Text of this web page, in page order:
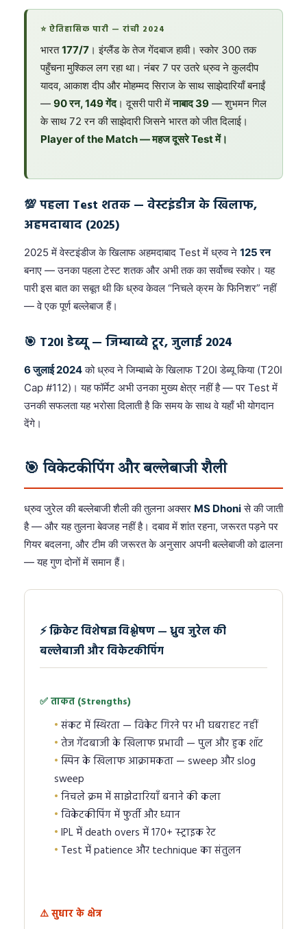
⭐ ऐतिहासिक पारी — रांची 2024
भारत177/7 । इंग्लैंड के तेज गेंदबाज हावी। स्कोर 300 तक
पहुँचना मुश्किल लग रहा था। नंबर 7 पर उतरे ध्रुव ने कुलदीप
यादव, आकाश दीप और मोहम्मद सिराज के साथ साझेदारियाँ बनाईं
— 90 रन, 149 गेंद। दूसरी पारी मेंनाबाद 39 — शुभमन गिल
के साथ 72 रन की साझेदारी जिसने भारत को जीत दिलाई।
Player of the Match — महज दूसरे Test में।
💯 पहला Test शतक — वेस्टइंडीज के खिलाफ,
अहमदाबाद (2025)
2025 में वेस्टइंडीज के खिलाफ अहमदाबाद Test में ध्रुव ने 125 रन
बनाए — उनका पहला टेस्ट शतक और अभी तक का सर्वोच्च स्कोर। यह
पारी इस बात का सबूत थी कि ध्रुव केवल “निचले क्रम के फिनिशर” नहीं
— वे एक पूर्ण बल्लेबाज हैं।
🎯 T20I डेब्यू — जिम्बाब्वे टूर, जुलाई 2024
6 जुलाई 2024को ध्रुव ने जिम्बाब्वे के खिलाफ T20I डेब्यू किया (T20I
Cap #112)। यह फॉर्मेट अभी उनका मुख्य क्षेत्र नहीं है — पर Test में
उनकी सफलता यह भरोसा दिलाती है कि समय के साथ वे यहाँ भी योगदान
देंगे।
🎯 विकेटकीपिंग और बल्लेबाजी शैली
ध्रुव जुरेल की बल्लेबाजी शैली की तुलना अक्सर MS Dhoniसे की जाती
है — और यह तुलना बेवजह नहीं है। दबाव में शांत रहना, जरूरत पड़ने पर
गियर बदलना, और टीम की जरूरत के अनुसार अपनी बल्लेबाजी को ढालना
— यह गुण दोनों में समान हैं।
⚡ क्रिकेट विशेषज्ञ विश्लेषण — ध्रुव जुरेल की
बल्लेबाजी और विकेटकीपिंग
✅ ताकत (Strengths)
संकट में स्थिरता — विकेट गिरने पर भी घबराहट नहीं
तेज गेंदबाजी के खिलाफ प्रभावी — पुल और हुक शॉट
स्पिन के खिलाफ आक्रामकता — sweep और slog
sweep
निचले क्रम में साझेदारियाँ बनाने की कला
विकेटकीपिंग में फुर्ती और ध्यान
IPL में death overs में 170+ स्ट्राइक रेट
Test में patience और technique का संतुलन
⚠️ सुधार के क्षेत्र